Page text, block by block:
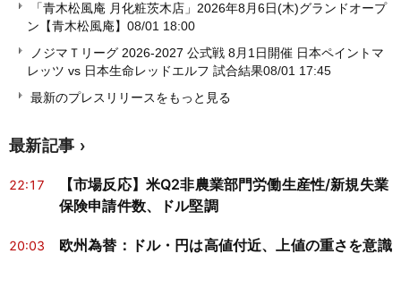
「青木松風庵 月化粧茨木店」2026年8月6日(木)グランドオープ
ン【青木松風庵】 08/01 18:00
ノジマＴリーグ 2026-2027 公式戦 8月1日開催 日本ペイントマ
レッツ vs 日本生命レッドエルフ 試合結果08/01 17:45
最新のプレスリリースをもっと見る
最新記事
22:17
【市場反応】米Q2非農業部門労働生産性/新規失業
保険申請件数、ドル堅調
20:03 欧州為替：ドル・円は高値付近、上値の重さを意識